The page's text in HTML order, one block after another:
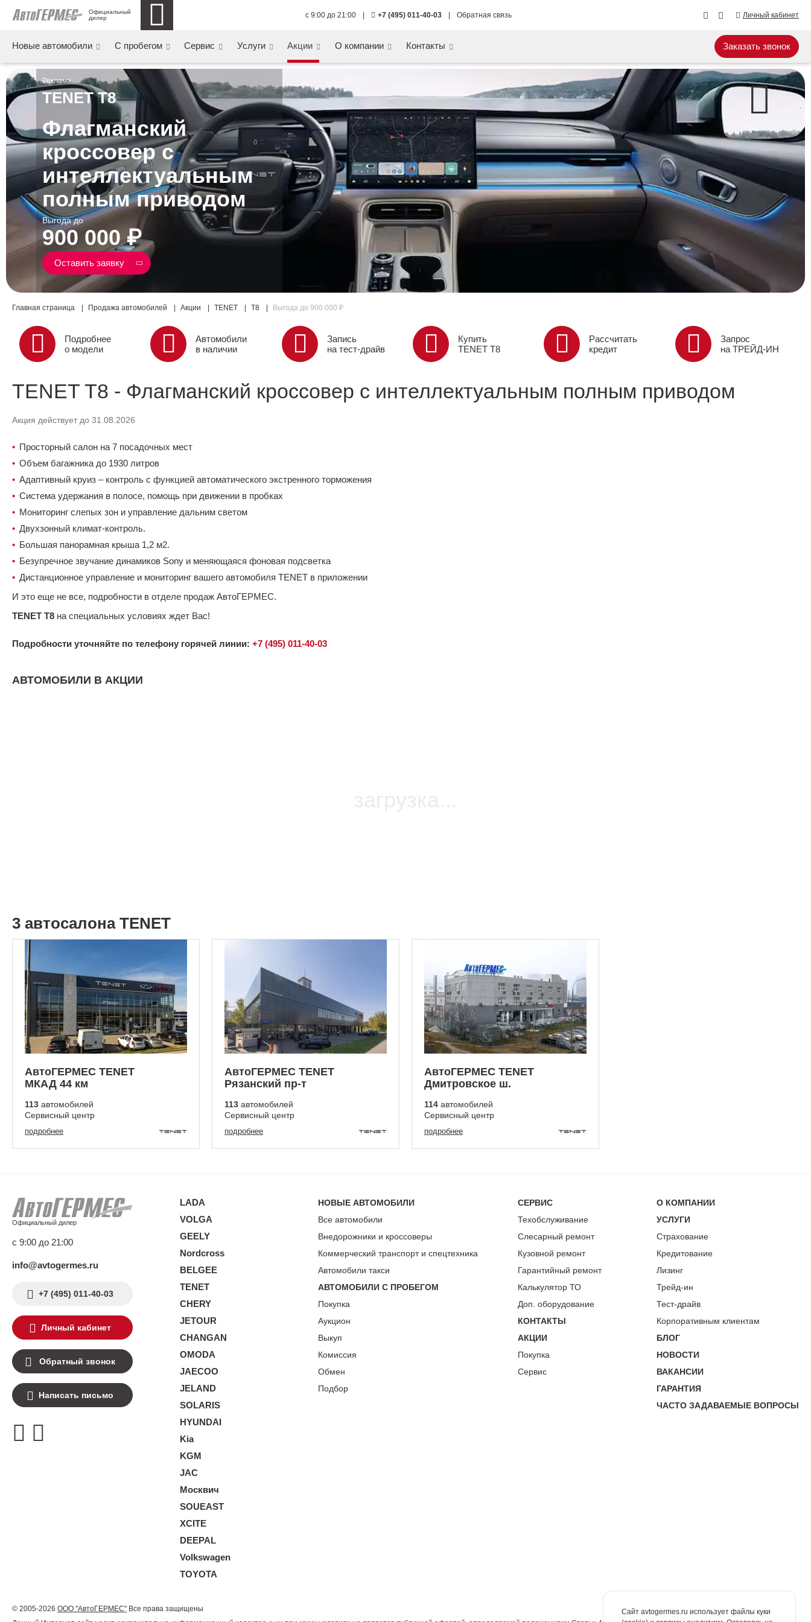
Официальный
дилер
с 9:00 до 21:00 +7 (495) 011-40-03 Обратная связь Личный кабинет
Новые автомобили С пробегом Сервис Услуги Акции О компании Контакты Заказать звонок
Реклама
TENET T8
Флагманский
кроссовер с
интеллектуальным
полным приводом
Выгода до
900 000 ₽
Оставить заявку
Главная страница Продажа автомобилей Акции TENET T8 Выгода до 900 000 ₽
Подробнее
о модели
Автомобили
в наличии
Запись
на тест-драйв
Купить
TENET T8
Рассчитать
кредит
Запрос
на ТРЕЙД-ИН
TENET T8 - Флагманский кроссовер с интеллектуальным полным приводом
Акция действует до 31.08.2026
Просторный салон на 7 посадочных мест
Объем багажника до 1930 литров
Адаптивный круиз – контроль с функцией автоматического экстренного торможения
Система удержания в полосе, помощь при движении в пробках
Мониторинг слепых зон и управление дальним светом
Двухзонный климат-контроль.
Большая панорамная крыша 1,2 м2.
Безупречное звучание динамиков Sony и меняющаяся фоновая подсветка
Дистанционное управление и мониторинг вашего автомобиля TENET в приложении
И это еще не все, подробности в отделе продаж АвтоГЕРМЕС.
TENET T8 на специальных условиях ждет Вас!
Подробности уточняйте по телефону горячей линии: +7 (495) 011-40-03
АВТОМОБИЛИ В АКЦИИ
3 автосалона TENET
АвтоГЕРМЕС TENET
МКАД 44 км
113 автомобилей
Сервисный центр
подробнее
АвтоГЕРМЕС TENET
Рязанский пр-т
113 автомобилей
Сервисный центр
подробнее
АвтоГЕРМЕС TENET
Дмитровское ш.
114 автомобилей
Сервисный центр
подробнее
Официальный дилер
с 9:00 до 21:00
info@avtogermes.ru
+7 (495) 011-40-03
Личный кабинет
Обратный звонок
Написать письмо
LADA
VOLGA
GEELY
Nordcross
BELGEE
TENET
CHERY
JETOUR
CHANGAN
OMODA
JAECOO
JELAND
SOLARIS
HYUNDAI
Kia
KGM
JAC
Москвич
SOUEAST
XCITE
DEEPAL
Volkswagen
TOYOTA
НОВЫЕ АВТОМОБИЛИ
Все автомобили
Внедорожники и кроссоверы
Коммерческий транспорт и спецтехника
Автомобили такси
АВТОМОБИЛИ С ПРОБЕГОМ
Покупка
Аукцион
Выкуп
Комиссия
Обмен
Подбор
СЕРВИС
Техобслуживание
Слесарный ремонт
Кузовной ремонт
Гарантийный ремонт
Калькулятор ТО
Доп. оборудование
КОНТАКТЫ
АКЦИИ
Покупка
Сервис
О КОМПАНИИ
УСЛУГИ
Страхование
Кредитование
Лизинг
Трейд-ин
Тест-драйв
Корпоративным клиентам
БЛОГ
НОВОСТИ
ВАКАНСИИ
ГАРАНТИЯ
ЧАСТО ЗАДАВАЕМЫЕ ВОПРОСЫ
© 2005-2026 ООО "АвтоГЕРМЕС" Все права защищены
Сайт avtogermes.ru использует файлы куки